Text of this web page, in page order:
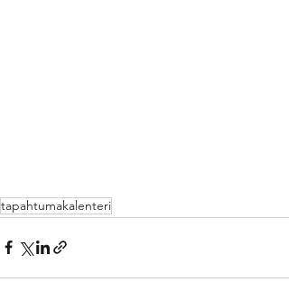
tapahtumakalenteri